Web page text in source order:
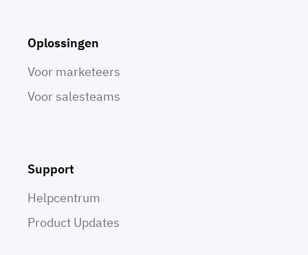
Oplossingen
Voor marketeers
Voor salesteams
Support
Helpcentrum
Product Updates